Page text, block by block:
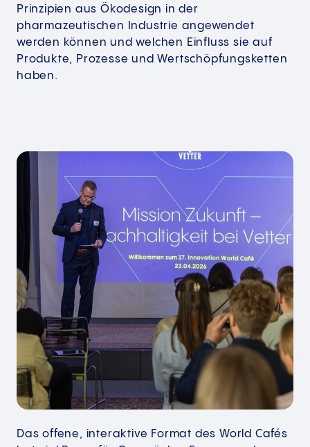
Prinzipien aus Ökodesign in der
pharmazeutischen Industrie angewendet
werden können und welchen Einfluss sie auf
Produkte, Prozesse und Wertschöpfungsketten
haben.
Das offene, interaktive Format des World Cafés